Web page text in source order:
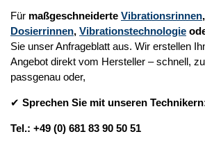
Für maßgeschneiderte Vibrationsrinnen,
Dosierrinnen, Vibrationstechnologie
Sie unser Anfrageblatt aus. Wir erstellen
Angebot direkt vom Hersteller – schnell,
passgenau oder,
✔ Sprechen Sie mit unseren
Tel.: +49 (0) 681 83 90 50 51